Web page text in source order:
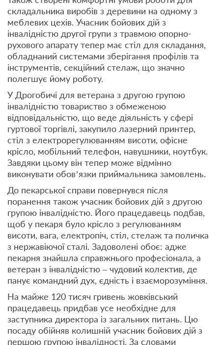
складальника виробів з деревини на одному з
меблевих цехів. Учасник бойових дій з
інвалідністю другої групи з травмою опорно-
рухового апарату тепер має стіл для складання,
обладнаний системами зберігання профілів та
інструментів, секційний стелаж, що значно
полегшує йому роботу.
У Дрогобичі для ветерана з другою групою
інвалідністю товариство з обмеженою
відповідальністю, що веде діяльність у сфері
гуртової торгівлі, закупило лазерний принтер,
стіл з електрорегулюванням висоти, офісне
крісло, мобільний телефон, навушники, ноутбук.
Завдяки цьому він тепер може відмінно
виконувати обов’язки приймальника замовлень.
До пекарської справи повернувся після
поранення також учасник бойових дій з другою
групою інвалідністю. Його працедавець подбав,
щоб у пекаря було крісло з регулюванням
висоти, вага, електропіч, стіл, стелаж та поличка
з нержавіючої сталі. Задоволені обоє: адже
пекарня знайшла справжнього професіонала, а
ветеран з інвалідністю – чудовий колектив, де
панує командний дух, єдність і взаєморозуміння.
На майже 120 тисяч гривень жовківський
працедавець придбав усе необхідне для
заступника директора із загальних питань. Цю
посаду обійняв колишній учасник бойових дій з
першою групою інвалідності. За словами